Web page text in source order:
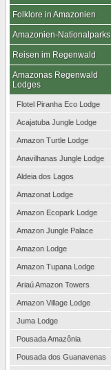
Folklore in Amazonien
Amazonien-Nationalparks
Reisen im Regenwald
Amazonas Regenwald
Lodges
Flotel Piranha Eco Lodge
Acajatuba Jungle Lodge
Amazon Turtle Lodge
Anavilhanas Jungle Lodge
Aldeia dos Lagos
Amazonat Lodge
Amazon Ecopark Lodge
Amazon Jungle Palace
Amazon Lodge
Amazon Tupana Lodge
Ariaú Amazon Towers
Amazon Village Lodge
Juma Lodge
Pousada Amazônia
Pousada dos Guanavenas